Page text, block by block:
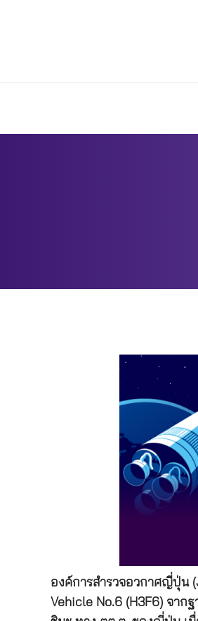
องค์การสำรวจอวกาศญี่ปุ่น
Vehicle No.6 (H3F6) จาก